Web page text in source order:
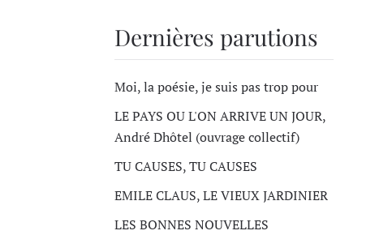
Dernières parutions
Moi, la poésie, je suis pas trop pour
LE PAYS OU L'ON ARRIVE UN JOUR,
André Dhôtel (ouvrage collectif)
TU CAUSES, TU CAUSES
EMILE CLAUS, LE VIEUX JARDINIER
LES BONNES NOUVELLES